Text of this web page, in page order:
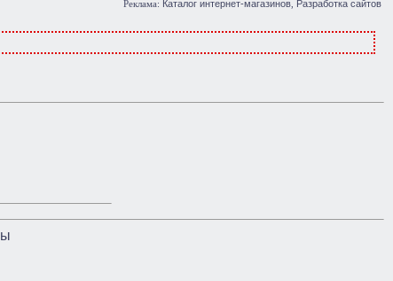
Реклама: Каталог интернет-магазинов Разработка сайтов